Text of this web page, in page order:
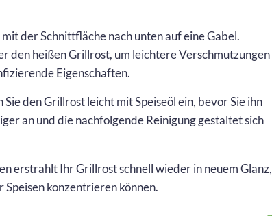
der Schnittfläche nach unten auf eine Gabel.
den heißen Grillrost, um leichtere Verschmutzungen
Eigenschaften.
den Grillrost leicht mit Speiseöl ein, bevor Sie ihn
an und die nachfolgende Reinigung gestaltet sich
erstrahlt Ihr Grillrost schnell wieder in neuem Glanz,
Speisen konzentrieren können.